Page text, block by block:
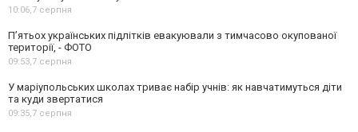
10:06,7 серпня
П’ятьох українських підлітків евакуювали з тимчасово окупованої
території, - ФОТО
09:53,7 серпня
У маріупольських школах триває набір учнів: як навчатимуться діти
та куди звертатися
09:35,7 серпня